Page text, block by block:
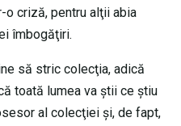
o criză, pentru alţii abia
îmbogăţiri.
să stric colecţia, adică
toată lumea va ştii ce ştiu
al colecţiei şi, de fapt,